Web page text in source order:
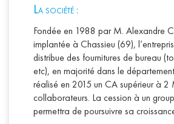
La société :
Fondée en 1988 par M. Alexandre
implantée à Chassieu (69),
distribue des fournitures de bureau
etc), en majorité dans le
réalisé en 2015 un CA supérieur à
collaborateurs. La cession à un
permettra de poursuivre sa